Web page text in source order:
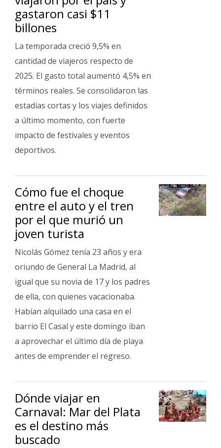
gastaron casi $11
billones
La temporada creció 9,5% en
cantidad de viajeros respecto de
2025. El gasto total aumentó 4,5% en
términos reales. Se consolidaron las
estadías cortas y los viajes definidos
a último momento, con fuerte
impacto de festivales y eventos
deportivos.
Cómo fue el choque
entre el auto y el tren
por el que murió un
joven turista
Nicolás Gómez tenía 23 años y era
oriundo de General La Madrid, al
igual que su novia de 17 y los padres
de ella, con quienes vacacionaba.
Habían alquilado una casa en el
barrio El Casal y este domingo iban
a aprovechar el último día de playa
antes de emprender el regreso.
Dónde viajar en
Carnaval: Mar del Plata
es el destino más
buscado